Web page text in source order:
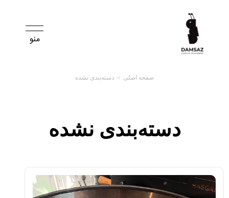
صفحه اصلی > دسته‌بندی نشده
دسته‌بندی نشده